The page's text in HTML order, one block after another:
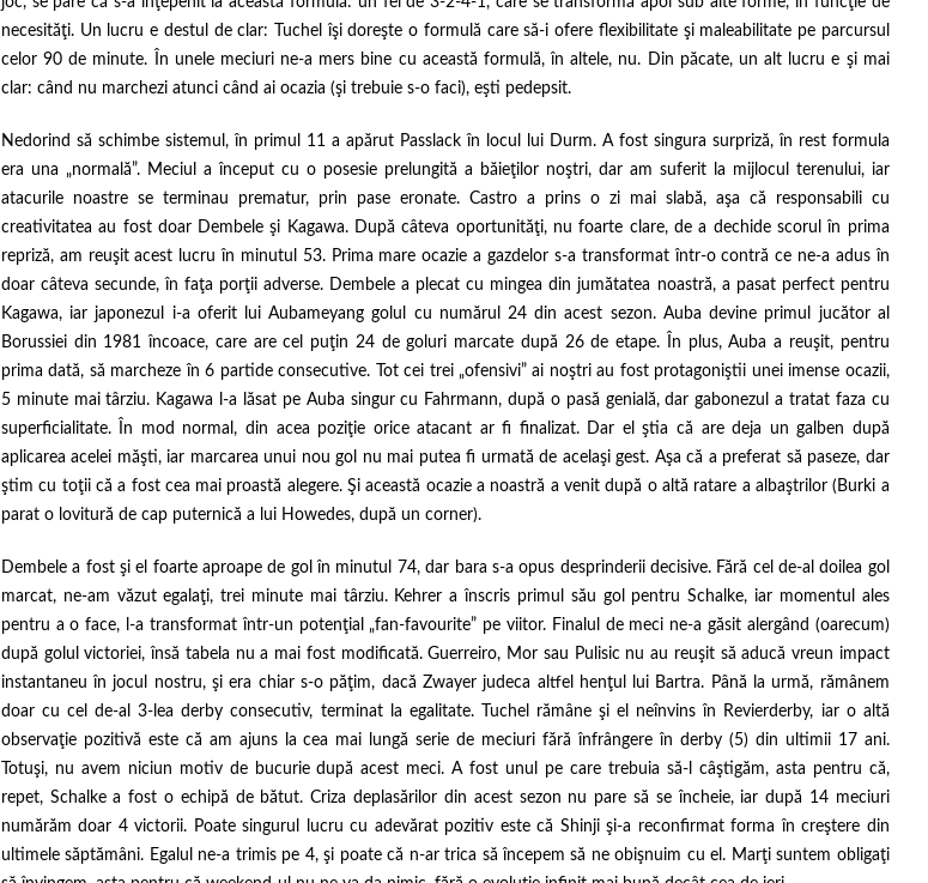
necesităţi. Un lucru e destul de clar: Tuchel îşi doreşte o formulă care să-i ofere flexibilitate şi maleabilitate pe parcursul
celor 90 de minute. În unele meciuri ne-a mers bine cu această formulă, în altele, nu. Din păcate, un alt lucru e şi mai
clar: când nu marchezi atunci când ai ocazia (şi trebuie s-o faci), eşti pedepsit.
Nedorind să schimbe sistemul, în primul 11 a apărut Passlack în locul lui Durm. A fost singura surpriză, în rest formula
era una „normală”. Meciul a început cu o posesie prelungită a băieţilor noştri, dar am suferit la mijlocul terenului, iar
atacurile noastre se terminau prematur, prin pase eronate. Castro a prins o zi mai slabă, aşa că responsabili cu
creativitatea au fost doar Dembele şi Kagawa. După câteva oportunităţi, nu foarte clare, de a dechide scorul în prima
repriză, am reuşit acest lucru în minutul 53. Prima mare ocazie a gazdelor s-a transformat într-o contră ce ne-a adus în
doar câteva secunde, în faţa porţii adverse. Dembele a plecat cu mingea din jumătatea noastră, a pasat perfect pentru
Kagawa, iar japonezul i-a oferit lui Aubameyang golul cu numărul 24 din acest sezon. Auba devine primul jucător al
Borussiei din 1981 încoace, care are cel puţin 24 de goluri marcate după 26 de etape. În plus, Auba a reuşit, pentru
prima dată, să marcheze în 6 partide consecutive. Tot cei trei „ofensivi” ai noştri au fost protagoniştii unei imense ocazii,
5 minute mai târziu. Kagawa l-a lăsat pe Auba singur cu Fahrmann, după o pasă genială, dar gabonezul a tratat faza cu
superficialitate. În mod normal, din acea poziţie orice atacant ar fi finalizat. Dar el ştia că are deja un galben după
aplicarea acelei măşti, iar marcarea unui nou gol nu mai putea fi urmată de acelaşi gest. Aşa că a preferat să paseze, dar
ştim cu toţii că a fost cea mai proastă alegere. Şi această ocazie a noastră a venit după o altă ratare a albaştrilor (Burki a
parat o lovitură de cap puternică a lui Howedes, după un corner).
Dembele a fost şi el foarte aproape de gol în minutul 74, dar bara s-a opus desprinderii decisive. Fără cel de-al doilea gol
marcat, ne-am văzut egalaţi, trei minute mai târziu. Kehrer a înscris primul său gol pentru Schalke, iar momentul ales
pentru a o face, l-a transformat într-un potenţial „fan-favourite” pe viitor. Finalul de meci ne-a găsit alergând (oarecum)
după golul victoriei, însă tabela nu a mai fost modificată. Guerreiro, Mor sau Pulisic nu au reuşit să aducă vreun impact
instantaneu în jocul nostru, şi era chiar s-o păţim, dacă Zwayer judeca altfel henţul lui Bartra. Până la urmă, rămânem
doar cu cel de-al 3-lea derby consecutiv, terminat la egalitate. Tuchel rămâne şi el neînvins în Revierderby, iar o altă
observaţie pozitivă este că am ajuns la cea mai lungă serie de meciuri fără înfrângere în derby (5) din ultimii 17 ani.
Totuşi, nu avem niciun motiv de bucurie după acest meci. A fost unul pe care trebuia să-l câştigăm, asta pentru că,
repet, Schalke a fost o echipă de bătut. Criza deplasărilor din acest sezon nu pare să se încheie, iar după 14 meciuri
numărăm doar 4 victorii. Poate singurul lucru cu adevărat pozitiv este că Shinji şi-a reconfirmat forma în creştere din
ultimele săptămâni. Egalul ne-a trimis pe 4, şi poate că n-ar trica să începem să ne obişnuim cu el. Marţi suntem obligaţi